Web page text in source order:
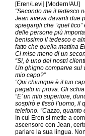
[Eren/Levi] [Modern!AU]
"Secondo me il tedesco
Jean aveva davanti due
spiegargli che “quel
delle persone più
benissimo il tedesco e
fatto che quella mattina
Ci mise meno di un
“Sì, è uno dei nostri
Un ghigno comparve sul
mio capo?”
“Qui chiunque è il tuo
pagato in prova. Gli
“E’ un mio superiore,
sospirò e fissò l’uomo, il
telefono. “Cazzo, quanto
In cui Eren si mette a
ascensore con Jean,
parlare la sua lingua.